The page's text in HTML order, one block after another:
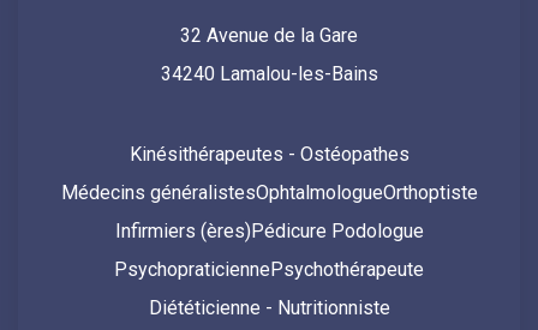
32 Avenue de la Gare
34240 Lamalou-les-Bains
Kinésithérapeutes - Ostéopathes
Médecins généralistesOphtalmologueOrthoptiste
Infirmiers (ères)Pédicure Podologue
PsychopraticiennePsychothérapeute
Diététicienne - Nutritionniste